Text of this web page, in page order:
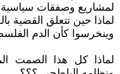
لمشاريع وصفقات
لماذا حين تتعلق القضية
وينخرسوا كأن الدم
لماذا كل هذا الصمت